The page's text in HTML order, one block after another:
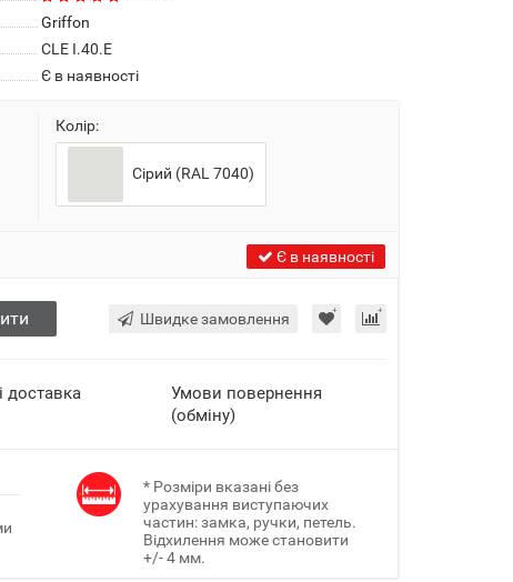
Griffon
CLE I.40.E
Є в наявності
Колір:
Сірий (RAL 7040)
Є в наявності
Швидке замовлення
доставка
Умови повернення
(обміну)
* Розміри вказані без
урахування виступаючих
частин: замка, ручки, петель.
Відхилення може становити
+/- 4 мм.